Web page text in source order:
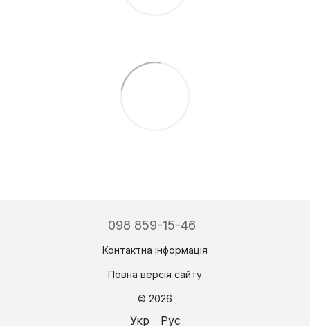
098 859-15-46
Контактна інформація
Повна версія сайту
© 2026
Укр Рус